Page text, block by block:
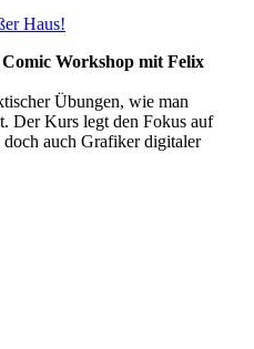
Haus!
Workshop mit Felix
Übungen, wie man
Der Kurs legt den Fokus auf
auch Grafiker digitaler